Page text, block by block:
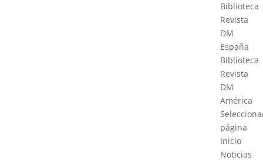
Biblioteca
Revista
DM
España
Biblioteca
Revista
DM
América
página
Inicio
Noticias